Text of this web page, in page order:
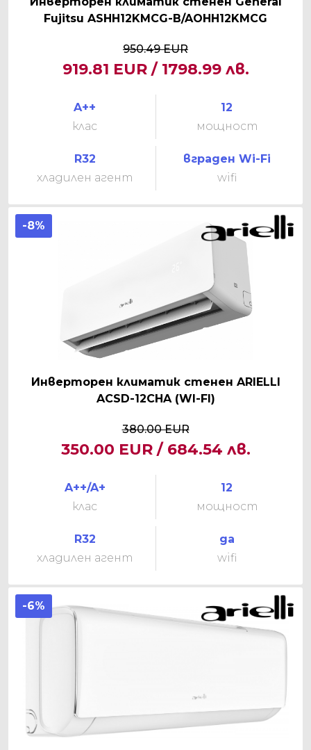
Fujitsu ASHH12KMCG-B/AOHH12KMCG
950.49 EUR
919.81 EUR / 1798.99 лв.
A++
клас
12
мощност
R32
хладилен агент
вграден Wi-Fi
wifi
-8%
Инверторен климатик стенен ARIELLI
ACSD-12CHA (WI-FI)
380.00 EUR
350.00 EUR / 684.54 лв.
A++/A+
клас
12
мощност
R32
хладилен агент
да
wifi
-6%